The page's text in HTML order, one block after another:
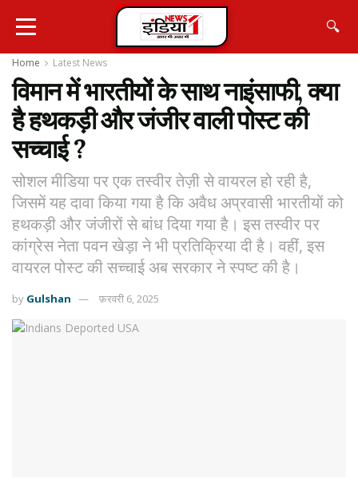
🔍
Home Latest News
विमान में भारतीयों के साथ नाइंसाफी, क्या
है हथकड़ी और जंजीर वाली पोस्ट की
सच्चाई ?
सोशल मीडिया पर एक तस्वीर तेज़ी से वायरल हो रही है,
जिसमें यह दावा किया गया है कि अवैध अप्रवासी भारतीयों को
हथकड़ी और जंजीरों से बांध दिया गया है। इस तस्वीर पर
कांग्रेस नेता पवन खेड़ा ने भी प्रतिक्रिया दी है। वहीं, इस
वायरल पोस्ट की सच्चाई अब सरकार ने स्पष्ट की है।
by Gulshan फ़रवरी 6, 2025